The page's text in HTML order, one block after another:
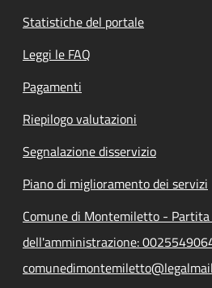
Statistiche del portale
Leggi le FAQ
Pagamenti
Riepilogo valutazioni
Segnalazione disservizio
Piano di miglioramento dei servizi
Comune di Montemiletto - Partita
dell'amministrazione: